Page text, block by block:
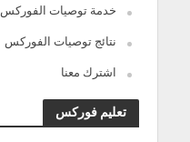
خدمة توصيات الفوركس
نتائج توصيات الفوركس
اشترك معنا
تعليم فوركس